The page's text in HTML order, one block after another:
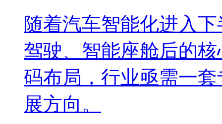
随着汽车智能化进入
驾驶、智能座舱后的
码布局，行业亟需一
展方向。